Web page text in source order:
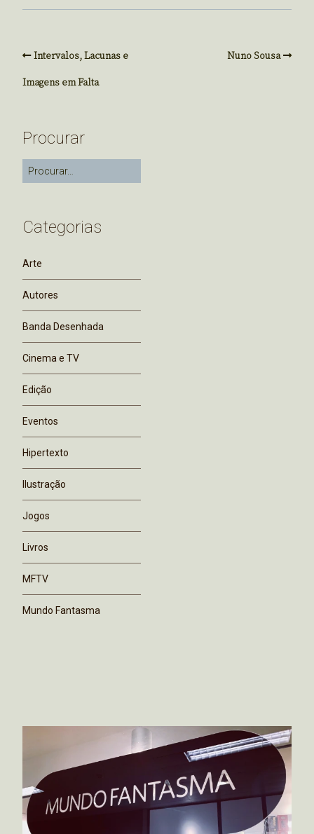
Intervalos, Lacunas e
Imagens em Falta
Nuno Sousa
Procurar
Categorias
Arte
Autores
Banda Desenhada
Cinema e TV
Edição
Eventos
Hipertexto
Ilustração
Jogos
Livros
MFTV
Mundo Fantasma